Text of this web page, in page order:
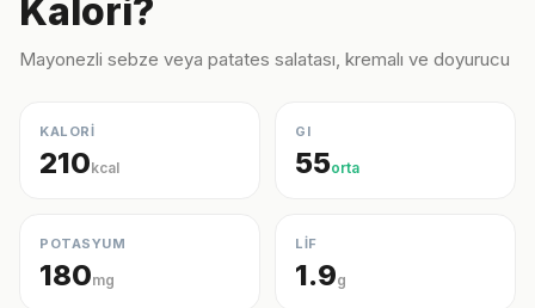
Kalori?
Mayonezli sebze veya patates salatası, kremalı ve doyurucu
KALORİ
210kcal
GI
55orta
POTASYUM
180mg
LİF
1.9g